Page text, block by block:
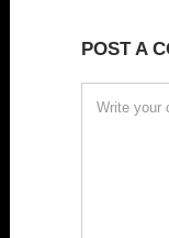
POST A